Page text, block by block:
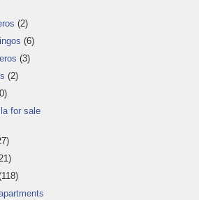
(2)
(6)
(3)
(2)
for sale